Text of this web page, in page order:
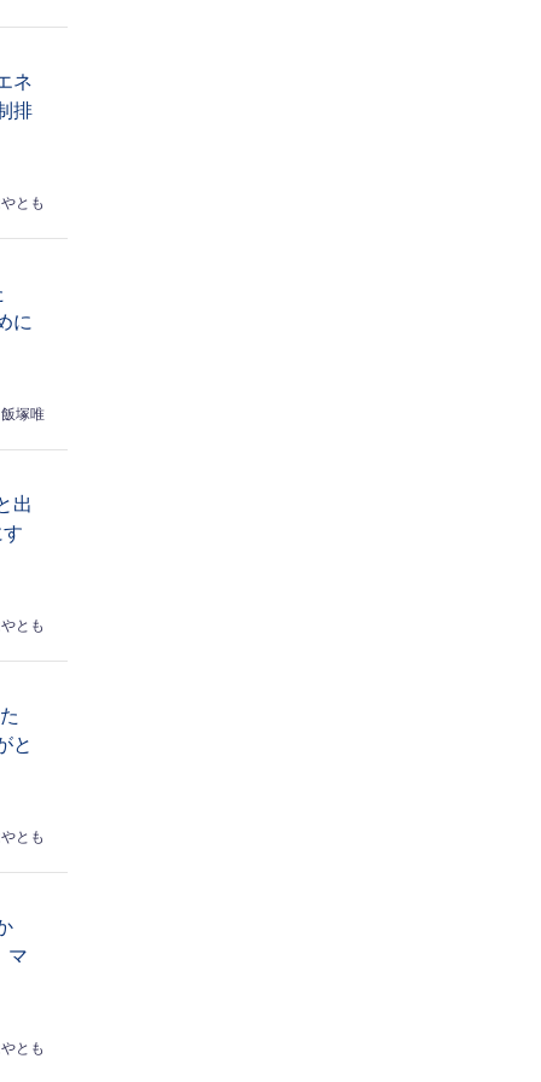
ネ
排
とも
に
飯塚唯
出
とも
と
とも
マ
とも